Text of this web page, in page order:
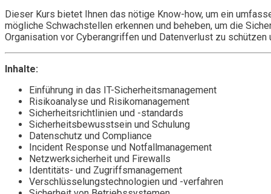
Dieser Kurs bietet Ihnen das nötige Know-how, um ein
mögliche Schwachstellen erkennen und beheben, um die
Organisation vor Cyberangriffen und Datenverlust zu
Inhalte:
Einführung in das IT-Sicherheitsmanagement
Risikoanalyse und Risikomanagement
Sicherheitsrichtlinien und -standards
Sicherheitsbewusstsein und Schulung
Datenschutz und Compliance
Incident Response und Notfallmanagement
Netzwerksicherheit und Firewalls
Identitäts- und Zugriffsmanagement
Verschlüsselungstechnologien und -verfahren